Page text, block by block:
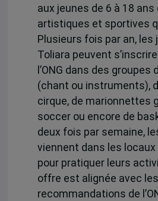
aux jeunes de 6 à 18
artistiques et sportives
Plusieurs fois par an, les
Toliara peuvent
l’ONG dans des groupes
(chant ou instruments),
cirque, de marionnettes
soccer ou encore de
deux fois par semaine,
viennent dans les locaux
pour pratiquer leurs
offre est alignée avec les
recommandations de